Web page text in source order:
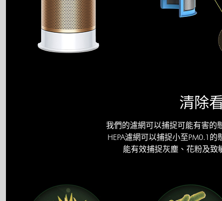
清除
我們的濾網可以捕捉可能有害的
HEPA濾網可以捕捉小至PM0.1
能有效捕捉灰塵、花粉及